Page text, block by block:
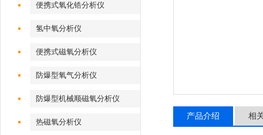
便携式氧化锆分析仪
氢中氧分析仪
便携式磁氧分析仪
防爆型氧气分析仪
防爆型机械顺磁氧分析仪
热磁氧分析仪
产品介绍 相